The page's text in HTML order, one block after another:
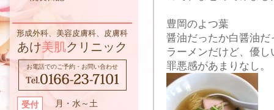
形成外科、美容皮膚科、皮膚科
あけ美肌クリニック
お電話でのご予約・お問い合わせ
受付
月・水～土
豊岡のよつ葉
醤油だったか白醤油だ
ラーメンだけど、優し
罪悪感があまりなし。